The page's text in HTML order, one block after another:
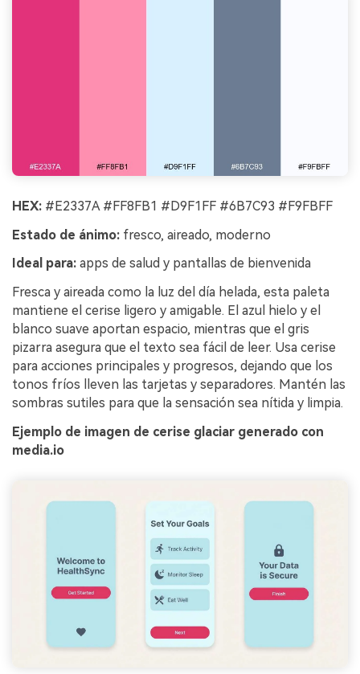
HEX: #E2337A #FF8FB1 #D9F1FF #6B7C93 #F9FBFF
Estado de ánimo: fresco, aireado, moderno
Ideal para: apps de salud y pantallas de bienvenida
Fresca y aireada como la luz del día helada, esta paleta
mantiene el cerise ligero y amigable. El azul hielo y el
blanco suave aportan espacio, mientras que el gris
pizarra asegura que el texto sea fácil de leer. Usa cerise
para acciones principales y progresos, dejando que los
tonos fríos lleven las tarjetas y separadores. Mantén las
sombras sutiles para que la sensación sea nítida y limpia.
Ejemplo de imagen de cerise glaciar generado con
media.io